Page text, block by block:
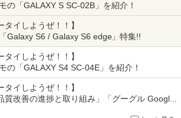
「GALAXY S SC-02B」を紹介！
タイしようぜ！！】
S6 / Galaxy S6 edge」特集!!
タイしようぜ！！】
「GALAXY S4 SC-04E」を紹介！
タイしようぜ！！】
質改善の進捗と取り組み」「グーグル Google